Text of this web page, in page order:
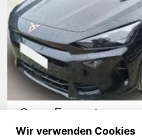
Cupra Formentor
Wir verwenden Cookies